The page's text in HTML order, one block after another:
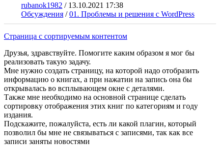
rubanok1982 / 13.10.2021 17:38
Обсуждения /01. Проблемы и решения с WordPress
Страница с сортируемым контентом
Друзья, здравствуйте. Помогите каким образом я мог бы
реализовать такую задачу.
Мне нужно создать страницу, на которой надо отобразить
информацию о книгах, а при нажатии на запись она бы
открывалась во всплывающем окне с деталями.
Также мне необходимо на основной странице сделать
сортировку отображения этих книг по категориям и году
издания.
Подскажите, пожалуйста, есть ли какой плагин, который
позволил бы мне не связываться с записями, так как все
записи заняты новостями